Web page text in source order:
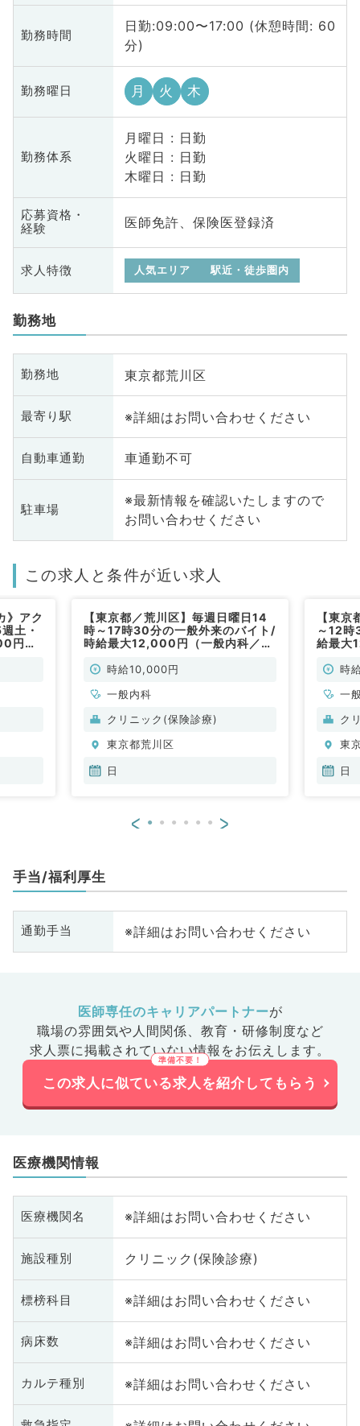
勤務時間
日勤:09:00〜17:00 (休憩時間: 60
分)
勤務曜日 月 火 木
勤務体系
月曜日 : 日勤
火曜日 : 日勤
木曜日 : 日勤
応募資格・
経験
医師免許、保険医登録済
求人特徴 人気エリア 駅近・徒歩圏内
勤務地
勤務地 東京都荒川区
最寄り駅 ※詳細はお問い合わせください
自動車通勤 車通勤不可
駐車場
※最新情報を確認いたしますので
お問い合わせください
この求人と条件が近い求人
》アク
土・
円／
【東京都／荒川区】毎週日曜日14
時～17時30分の一般外来のバイト/
時給最大12,000円（一般内科／非
時給10,000円
一般内科
クリニック(保険診療)
東京都荒川区
日
【東
～12
給最大
時
一
ク
東
日
< >
手当/福利厚生
通勤手当 ※詳細はお問い合わせください
医師専任のキャリアパートナーが
職場の雰囲気や人間関係、 教育・研修制度など
求人票に掲載されていない情報をお伝えします。
この求人に似ている求人を紹介してもらう
医療機関情報
医療機関名 ※詳細はお問い合わせください
施設種別 クリニック(保険診療)
標榜科目 ※詳細はお問い合わせください
病床数 ※詳細はお問い合わせください
カルテ種別 ※詳細はお問い合わせください